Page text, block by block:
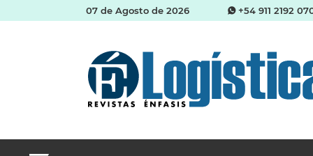
07 de Agosto de 2026 +54 911 2192